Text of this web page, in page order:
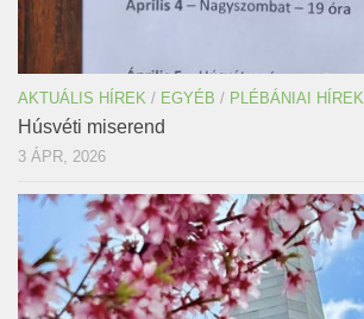
AKTUÁLIS HÍREK / EGYÉB / PLÉBÁNIAI HÍREK
Húsvéti miserend
3 ÁPR, 2026